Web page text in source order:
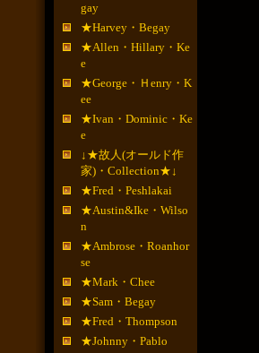
gay
★Harvey・Begay
★Allen・Hillary・Ke
e
★George・Ｈenry・K
ee
★Ivan・Dominic・Ke
e
↓★故人(オールド作
家)・Collection★↓
★Fred・Peshlakai
★Austin&Ike・Wilso
n
★Ambrose・Roanhor
se
★Mark・Chee
★Sam・Begay
★Fred・Thompson
★Johnny・Pablo